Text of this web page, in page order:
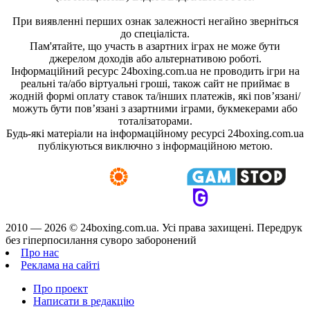
При виявленні перших ознак залежності негайно зверніться
до спеціаліста.
Пам'ятайте, що участь в азартних іграх не може бути
джерелом доходів або альтернативою роботі.
Інформаційний ресурс 24boxing.com.ua не проводить ігри на
реальні та/або віртуальні гроші, також сайт не приймає в
жодній формі оплату ставок та/інших платежів, які пов’язані/
можуть бути пов’язані з азартними іграми, букмекерами або
тоталізаторами.
Будь-які матеріали на інформаційному ресурсі 24boxing.com.ua
публікуються виключно з інформаційною метою.
2010 — 2026 © 24boxing.com.ua. Усi права захищенi. Передрук
без гіперпосилання суворо заборонений
Про нас
Реклама на сайті
Про проект
Написати в редакцію